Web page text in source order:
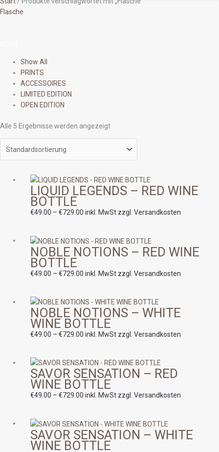
Flasche
Show All
PRINTS
ACCESSOIRES
LIMITED EDITION
OPEN EDITION
Alle 5 Ergebnisse werden angezeigt
LIQUID LEGENDS – RED WINE
BOTTLE
€49.00 – €729.00
Preisspanne:
€49.00
€729.00
inkl. MwSt zzgl. Versandkosten
NOBLE NOTIONS – RED WINE
BOTTLE
€49.00 – €729.00
Preisspanne:
€49.00
€729.00
inkl. MwSt zzgl. Versandkosten
NOBLE NOTIONS – WHITE
WINE BOTTLE
€49.00 – €729.00
Preisspanne:
€49.00
€729.00
inkl. MwSt zzgl. Versandkosten
SAVOR SENSATION – RED
WINE BOTTLE
€49.00 – €729.00
Preisspanne:
€49.00
€729.00
inkl. MwSt zzgl. Versandkosten
SAVOR SENSATION – WHITE
WINE BOTTLE
Preisspanne:
€49.00
bis